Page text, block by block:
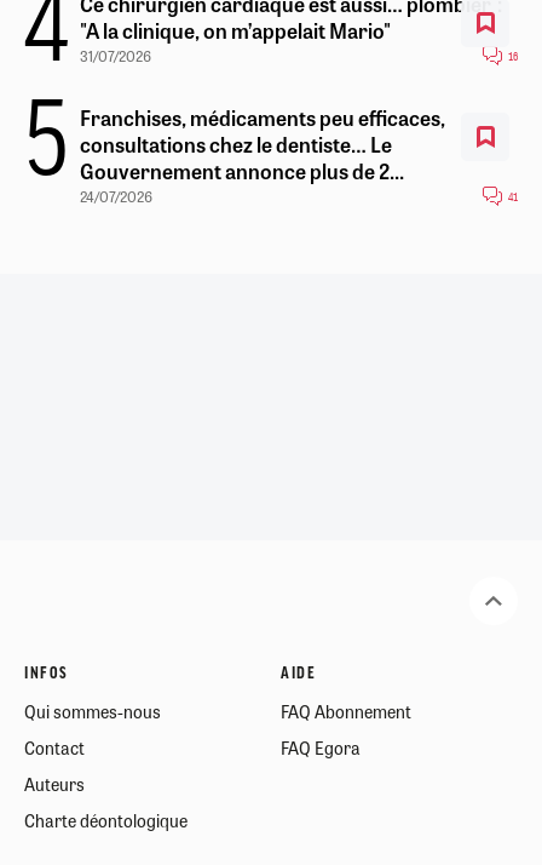
"A la clinique, on m’appelait Mario"
31/07/2026 16
Franchises, médicaments peu efficaces,
consultations chez le dentiste… Le
Gouvernement annonce plus de 2...
24/07/2026 41
INFOS
Qui sommes-nous
Contact
Auteurs
Charte déontologique
AIDE
FAQ Abonnement
FAQ Egora